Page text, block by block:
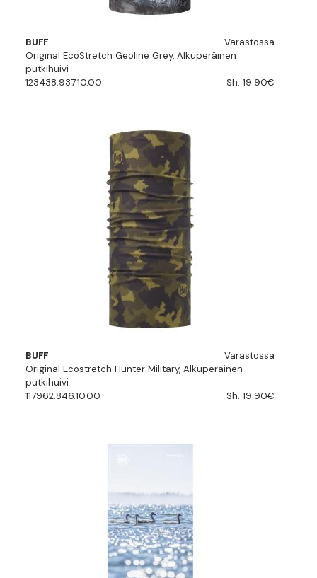
BUFF
Varastossa
Original EcoStretch Geoline Grey, Alkuperäinen
putkihuivi
123438.937.10.00
Sh. 19.90€
BUFF
Varastossa
Original Ecostretch Hunter Military, Alkuperäinen
putkihuivi
117962.846.10.00
Sh. 19.90€